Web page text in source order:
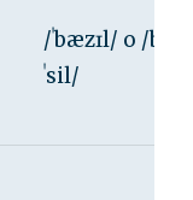
/ˈbæzɪl/ o /ba
ˈsil/